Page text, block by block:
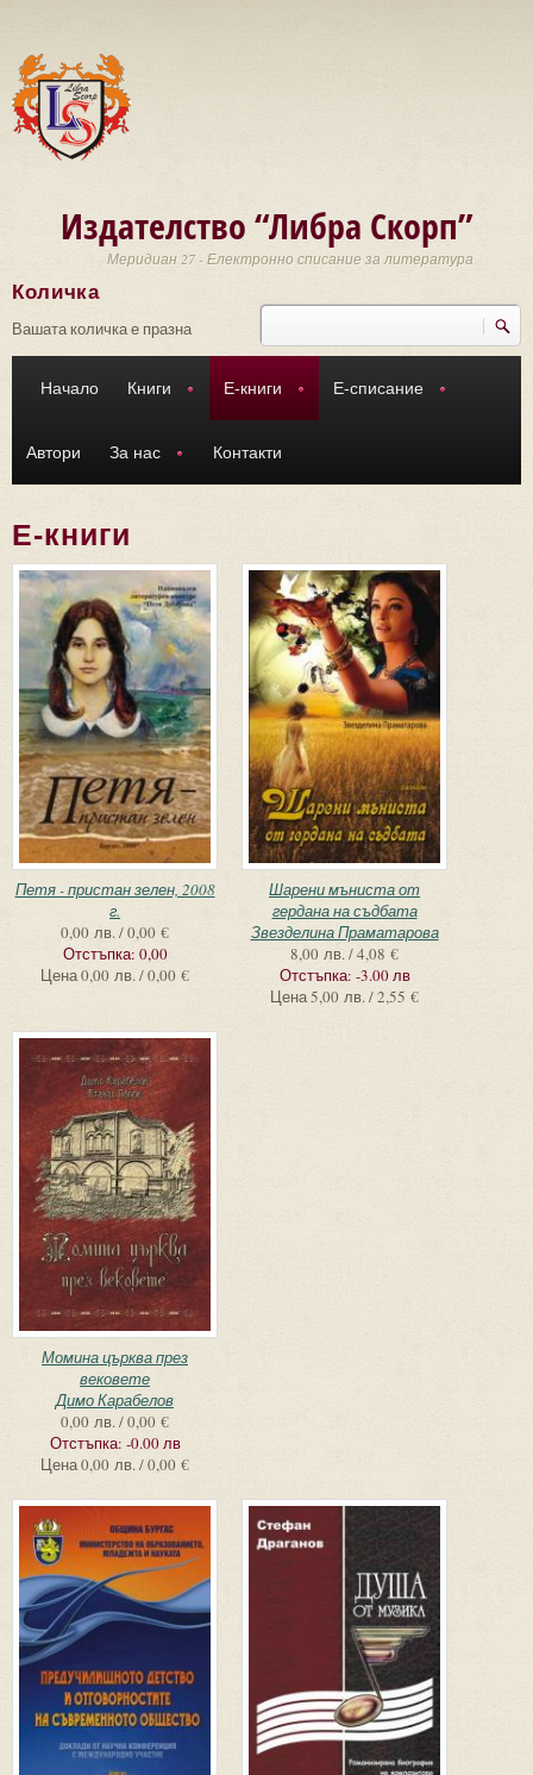
Издателство “Либра Скорп”
Меридиан 27 - Електронно списание за литература
Търси
Количка
Вашата количка е празна
Начало Книги Е-книги Е-списание
Автори За нас Контакти
Е-книги
Петя - пристан зелен, 2008
г.
0,00 лв. / 0,00 €
Отстъпка: 0,00
Цена0,00 лв. / 0,00 €
Шарени мъниста от
гердана на съдбата
Звезделина Праматарова
8,00 лв. / 4,08 €
Отстъпка: -3.00 лв
Цена5,00 лв. / 2,55 €
Момина църква през
вековете
Димо Карабелов
0,00 лв. / 0,00 €
Отстъпка: -0.00 лв
Цена0,00 лв. / 0,00 €
Страници